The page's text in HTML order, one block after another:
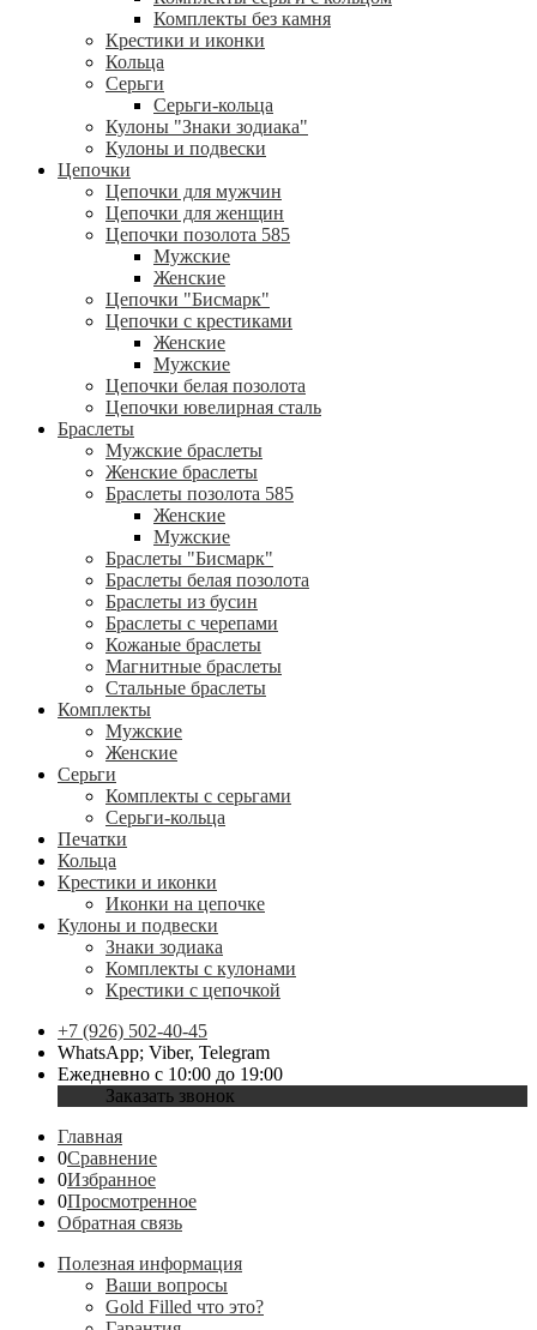
Комплекты без камня
Крестики и иконки
Кольца
Серьги
Серьги-кольца
Кулоны "Знаки зодиака"
Кулоны и подвески
Цепочки
Цепочки для мужчин
Цепочки для женщин
Цепочки позолота 585
Мужские
Женские
Цепочки "Бисмарк"
Цепочки с крестиками
Женские
Мужские
Цепочки белая позолота
Цепочки ювелирная сталь
Браслеты
Мужские браслеты
Женские браслеты
Браслеты позолота 585
Женские
Мужские
Браслеты "Бисмарк"
Браслеты белая позолота
Браслеты из бусин
Браслеты с черепами
Кожаные браслеты
Магнитные браслеты
Стальные браслеты
Комплекты
Мужские
Женские
Серьги
Комплекты с серьгами
Серьги-кольца
Печатки
Кольца
Крестики и иконки
Иконки на цепочке
Кулоны и подвески
Знаки зодиака
Комплекты с кулонами
Крестики с цепочкой
+7 (926) 502-40-45
WhatsApp; Viber, Telegram
Ежедневно с 10:00 до 19:00
Заказать звонок
Главная
0Сравнение
0Избранное
0Просмотренное
Обратная связь
Полезная информация
Ваши вопросы
Gold Filled что это?